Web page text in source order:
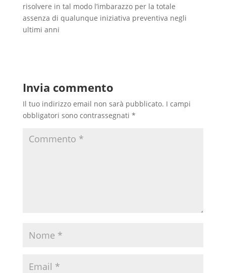
risolvere in tal modo l’imbarazzo per la totale
assenza di qualunque iniziativa preventiva negli
ultimi anni
Invia commento
Il tuo indirizzo email non sarà pubblicato. I campi
obbligatori sono contrassegnati *